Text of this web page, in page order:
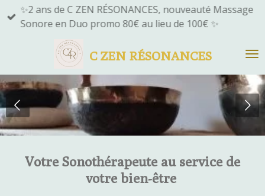
Passer
C ZEN RÉSONANCES
✨2 ans de C ZEN RÉSONANCES, nouveauté Massage
Sonore en Duo promo 80€ au lieu de 100€ ✨
Votre Sonothérapeute au service de
votre bien-être